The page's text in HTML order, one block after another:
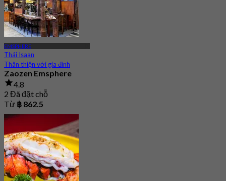
EMSPHERE
Thái Isaan
Thân thiện với gia đình
Zaozen Emsphere
4.8
2 Đã đặt chỗ
Từ ฿ 862.5